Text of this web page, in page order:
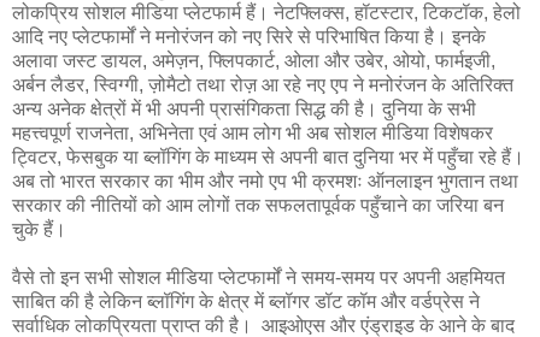
लोकप्रिय सोशल मीडिया प्लेटफार्म हैं। नेटफ्लिक्स, हॉटस्टार, टिकटॉक, हेलो
आदि नए प्लेटफार्मों ने मनोरंजन को नए सिरे से परिभाषित किया है। इनके
अलावा जस्ट डायल, अमेज़न, फ्लिपकार्ट, ओला और उबेर, ओयो, फार्मइजी,
अर्बन लैडर, स्विग्गी, ज़ोमैटो तथा रोज़ आ रहे नए एप ने मनोरंजन के अतिरिक्त
अन्य अनेक क्षेत्रों में भी अपनी प्रासंगिकता सिद्ध की है। दुनिया के सभी
महत्त्वपूर्ण राजनेता, अभिनेता एवं आम लोग भी अब सोशल मीडिया विशेषकर
ट्विटर, फेसबुक या ब्लॉगिंग के माध्यम से अपनी बात दुनिया भर में पहुँचा रहे हैं।
अब तो भारत सरकार का भीम और नमो एप भी क्रमशः ऑनलाइन भुगतान तथा
सरकार की नीतियों को आम लोगों तक सफलतापूर्वक पहुँचाने का जरिया बन
चुके हैं।
वैसे तो इन सभी सोशल मीडिया प्लेटफार्मों ने समय-समय पर अपनी अहमियत
साबित की है लेकिन ब्लॉगिंग के क्षेत्र में ब्लॉगर डॉट कॉम और वर्डप्रेस ने
सर्वाधिक लोकप्रियता प्राप्त की है। आइओएस और एंड्राइड के आने के बाद